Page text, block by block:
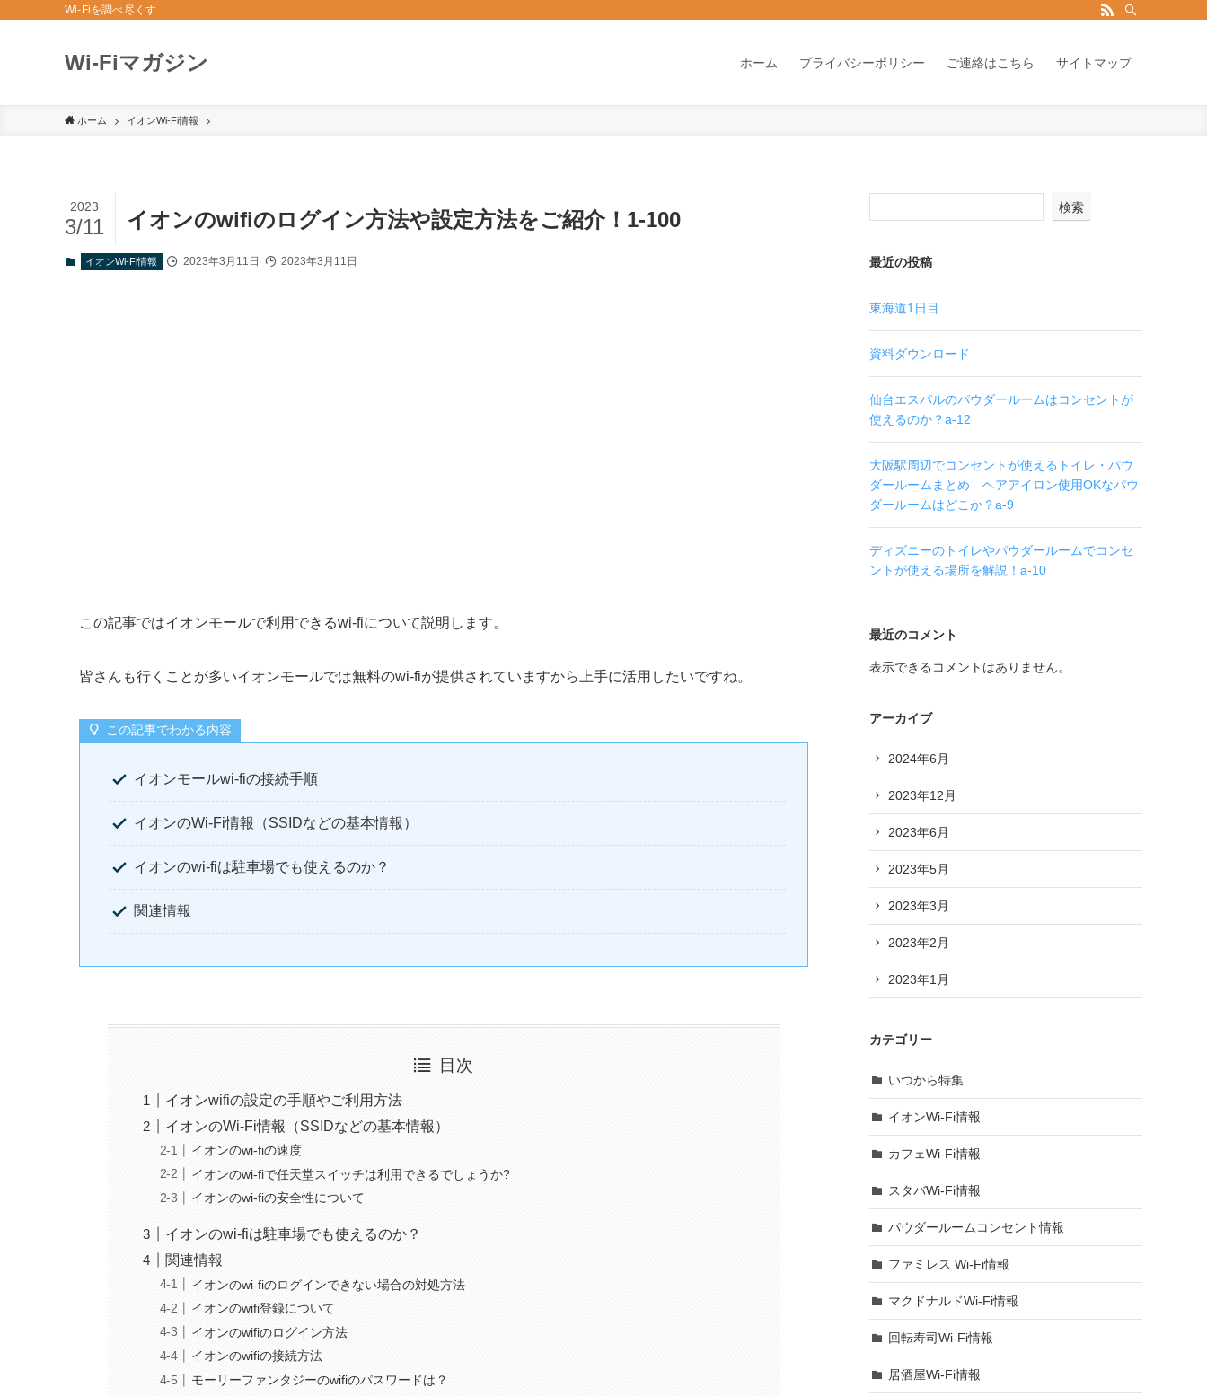
Wi-Fiを調べ尽くす
Wi-Fiマガジン ホーム プライバシーポリシー ご連絡はこちら サイトマップ
ホーム イオンWi-Fi情報
イオンのwifiのログイン方法や設定方法をご紹介！1-100
2023
3/11
イオンWi-Fi情報 2023年3月11日 2023年3月11日
この記事ではイオンモールで利用できるwi-fiについて説明します。
皆さんも行くことが多いイオンモールでは無料のwi-fiが提供されていますから上手に活用したいですね。
この記事でわかる内容
イオンモールwi-fiの接続手順
イオンのWi-Fi情報（SSIDなどの基本情報）
イオンのwi-fiは駐車場でも使えるのか？
関連情報
目次
イオンwifiの設定の手順やご利用方法
イオンのWi-Fi情報（SSIDなどの基本情報）
イオンのwi-fiの速度
イオンのwi-fiで任天堂スイッチは利用できるでしょうか?
イオンのwi-fiの安全性について
イオンのwi-fiは駐車場でも使えるのか？
関連情報
イオンのwi-fiのログインできない場合の対処方法
イオンのwifi登録について
イオンのwifiのログイン方法
イオンのwifiの接続方法
モーリーファンタジーのwifiのパスワードは？
検索
最近の投稿
東海道1日目
資料ダウンロード
仙台エスパルのパウダールームはコンセントが
使えるのか？a-12
大阪駅周辺でコンセントが使えるトイレ・パウ
ダールームまとめ ヘアアイロン使用OKなパウ
ダールームはどこか？a-9
ディズニーのトイレやパウダールームでコンセ
ントが使える場所を解説！a-10
最近のコメント
表示できるコメントはありません。
アーカイブ
2024年6月
2023年12月
2023年6月
2023年5月
2023年3月
2023年2月
2023年1月
カテゴリー
いつから特集
イオンWi-Fi情報
カフェWi-Fi情報
スタバWi-Fi情報
パウダールームコンセント情報
ファミレス Wi-Fi情報
マクドナルドWi-Fi情報
回転寿司Wi-Fi情報
居酒屋Wi-Fi情報